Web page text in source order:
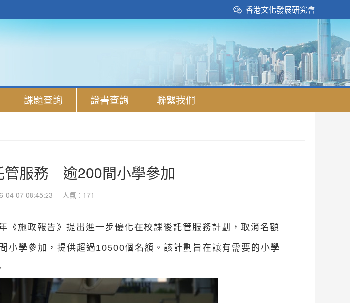
香港文化發展研究會
課題查詢 證書查詢 聯繫我們
管服務 逾200間小學參加
04-07 08:45:23 人氣：171
施政報告》提出進一步優化在校課後託管服務計劃，取消名額
小學參加，提供超過10500個名額。該計劃旨在讓有需要的小學